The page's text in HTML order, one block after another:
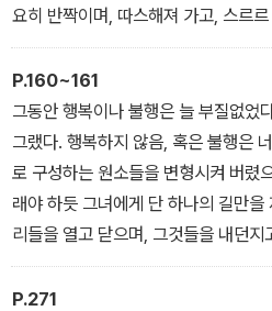
요히 반짝이며, 따스해져 가고, 스르
게-빠르게 빨아들인 모래는 아무 일
가만 앉아 있었다. 그녀는 물에 얼굴을
바닥을 혀로 핥았다. 소금기와 햇빛은
살들로 다시 태어났고, 그녀를 찔렀
당겼다. 커져 가는 행복이 공기 자루
번에는 웃고 싶은 욕구가 들지 않는,
만 하는, 오 제발, 그런 행복이었다. 그
하게, 지금까지처럼 회색빛과 눈물을
모래밭처럼 알몸으로, 소리 없이.
P.160~161
그동안 행복이나 불행은 늘 부질없었
그랬다. 행복하지 않음, 혹은 불행은
로 구성하는 원소들을 변형시켜 버렸
래야 하듯 그녀에게 단 하나의 길만
리들을 열고 닫으며, 그것들을 내던지
채, 새로 시작한다. 그것들은 어째서
바닥짐이 되어 주지 않고 저렇게 각자
P.271